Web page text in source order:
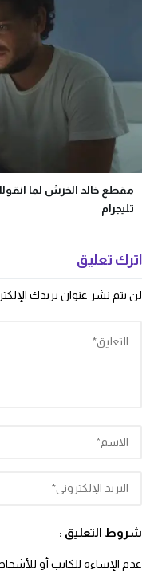
مقطع خالد الخرش لما
تليجرام
اترك تعليق
لن يتم نشر عنوان بريدك
شروط التعليق :
عدم الإساءة للكاتب أو